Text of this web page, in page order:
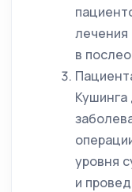
лечения
в
уровня
и